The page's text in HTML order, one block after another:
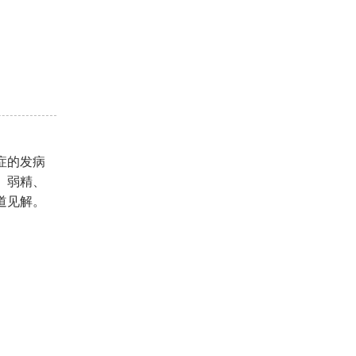
的发病
精、
解。